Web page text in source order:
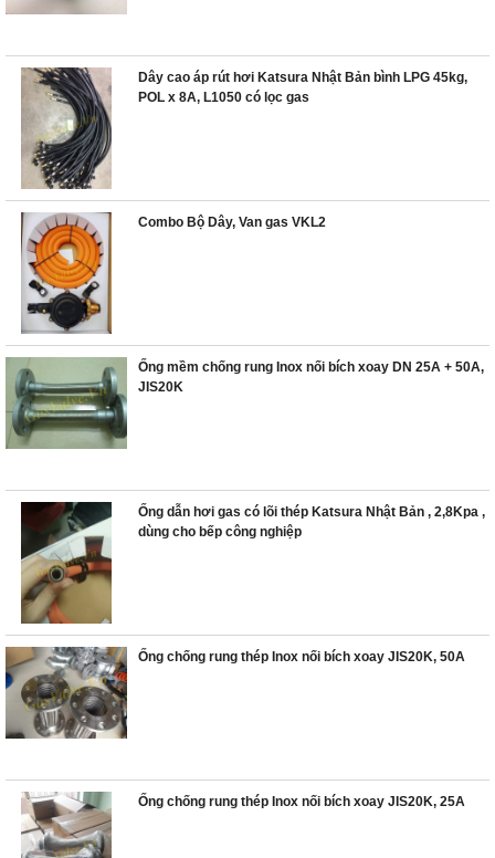
Dây cao áp rút hơi Katsura Nhật Bản bình LPG 45kg,
POL x 8A, L1050 có lọc gas
Combo Bộ Dây, Van gas VKL2
Ống mềm chống rung Inox nối bích xoay DN 25A + 50A,
JIS20K
Ống dẫn hơi gas có lõi thép Katsura Nhật Bản , 2,8Kpa ,
dùng cho bếp công nghiệp
Ống chống rung thép Inox nối bích xoay JIS20K, 50A
Ống chống rung thép Inox nối bích xoay JIS20K, 25A